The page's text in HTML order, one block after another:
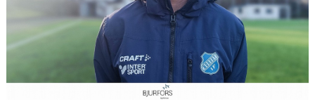
BILDARKIV